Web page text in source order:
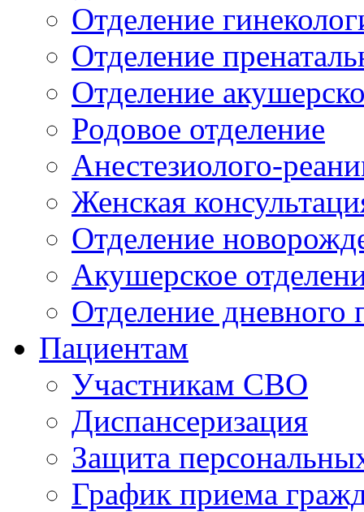
Отделение
Отделение
Отделение
Родовое отделение
Анестезиолого-
Женская
Отделение
Акушерское
Отделение дневного
Пациентам
Участникам СВО
Диспансеризация
Защита
График приема